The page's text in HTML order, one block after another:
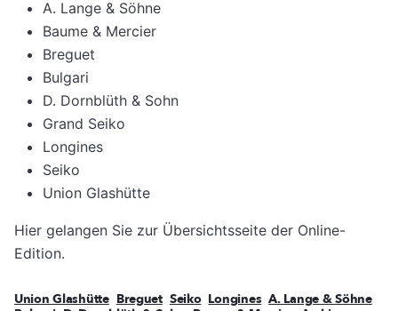
A. Lange & Söhne
Baume & Mercier
Breguet
Bulgari
D. Dornblüth & Sohn
Grand Seiko
Longines
Seiko
Union Glashütte
Hier gelangen Sie zur Übersichtsseite der Online-
Edition.
Union Glashütte Breguet Seiko Longines A. Lange & Söhne